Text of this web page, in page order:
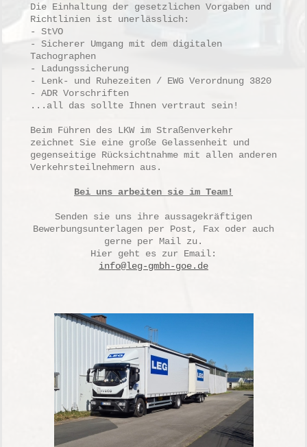
Die Einhaltung der gesetzlichen Vorgaben und
Richtlinien ist unerlässlich:
- StVO
- Sicherer Umgang mit dem digitalen
Tachographen
- Ladungssicherung
- Lenk- und Ruhezeiten / EWG Verordnung 3820
- ADR Vorschriften
...all das sollte Ihnen vertraut sein!
Beim Führen des LKW im Straßenverkehr
zeichnet Sie eine große Gelassenheit und
gegenseitige Rücksichtnahme mit allen anderen
Verkehrsteilnehmern aus.
Bei uns arbeiten sie im Team!
Senden sie uns ihre aussagekräftigen
Bewerbungsunterlagen per Post, Fax oder auch
gerne per Mail zu.
Hier geht es zur Email:
info@leg-gmbh-goe.de